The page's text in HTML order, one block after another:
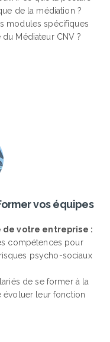
de la médiation ?
modules spécifiques
Médiateur CNV ?
vos équipes
de votre entreprise :
compétences pour
psycho-sociaux
de se former à la
évoluer leur fonction